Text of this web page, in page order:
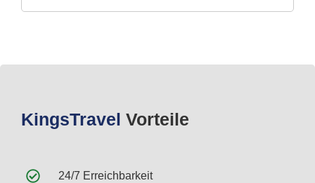
KingsTravel Vorteile
24/7 Erreichbarkeit